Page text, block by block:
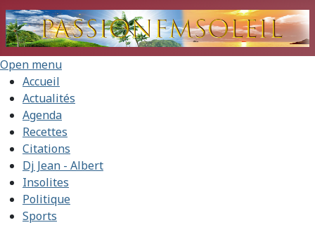
Open menu
Accueil
Actualités
Agenda
Recettes
Citations
Dj Jean - Albert
Insolites
Politique
Sports